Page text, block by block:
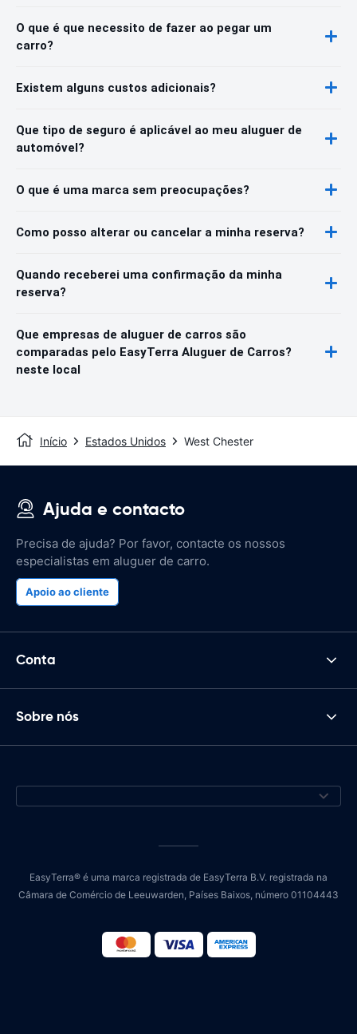
O que é que necessito de fazer ao pegar um
carro?
Existem alguns custos adicionais?
Que tipo de seguro é aplicável ao meu aluguer de
automóvel?
O que é uma marca sem preocupações?
Como posso alterar ou cancelar a minha reserva?
Quando receberei uma confirmação da minha
reserva?
Que empresas de aluguer de carros são
comparadas pelo EasyTerra Aluguer de Carros?
neste local
Início Estados Unidos West Chester
Ajuda e contacto
Precisa de ajuda? Por favor, contacte os nossos
especialistas em aluguer de carro.
Apoio ao cliente
Conta
Sobre nós
EasyTerra® é uma marca registrada de EasyTerra B.V. registrada na
Câmara de Comércio de Leeuwarden, Países Baixos, número 01104443